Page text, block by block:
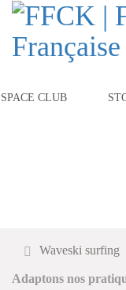
CLUB
Waveski surfing
Adaptons nos